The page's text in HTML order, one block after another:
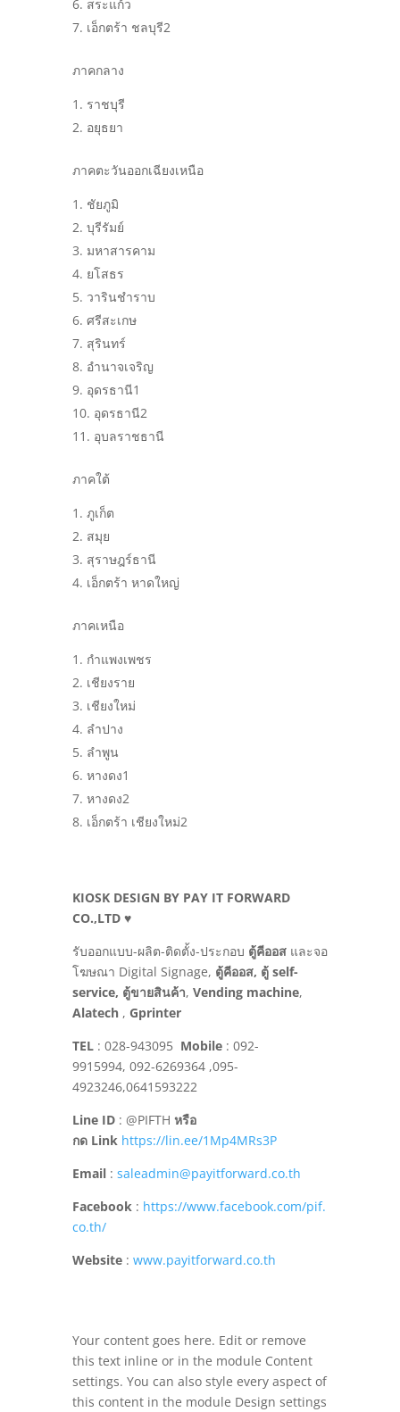
สระแก้ว
เอ็กตร้า ชลบุรี2
ภาคกลาง
ราชบุรี
อยุธยา
ภาคตะวันออกเฉียงเหนือ
ชัยภูมิ
บุรีรัมย์
มหาสารคาม
ยโสธร
วารินชำราบ
ศรีสะเกษ
สุรินทร์
อำนาจเจริญ
อุดรธานี1
อุดรธานี2
อุบลราชธานี
ภาคใต้
ภูเก็ต
สมุย
สุราษฎร์ธานี
เอ็กตร้า หาดใหญ่
ภาคเหนือ
กำแพงเพชร
เชียงราย
เชียงใหม่
ลำปาง
ลำพูน
หางดง1
หางดง2
เอ็กตร้า เชียงใหม่2
KIOSK DESIGN BY PAY IT FORWARD
CO.,LTD ♥
รับออกแบบ-ผลิต-ติดตั้ง-ประกอบ ตู้คีออสและจอ
โฆษณา Digital Signage, ตู้คีออส, ตู้ self-
service, ตู้ขายสินค้า, Vending machine,
Alatech, Gprinter
TEL: 028-943095 Mobile: 092-
9915994, 092-6269364 ,095-
4923246,0641593222
Line ID: @PIFTH หรือ
กด Link https://lin.ee/1Mp4MRs3P
Email: saleadmin@payitforward.co.th
Facebook: https://www.facebook.com/pif.
co.th/
Website: www.payitforward.co.th
Your content goes here. Edit or remove
this text inline or in the module Content
settings. You can also style every aspect of
this content in the module Design settings